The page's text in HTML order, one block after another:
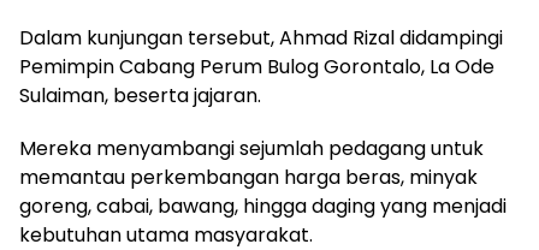
Dalam kunjungan tersebut, Ahmad Rizal didampingi
Pemimpin Cabang Perum Bulog Gorontalo, La Ode
Sulaiman, beserta jajaran.
Mereka menyambangi sejumlah pedagang untuk
memantau perkembangan harga beras, minyak
goreng, cabai, bawang, hingga daging yang menjadi
kebutuhan utama masyarakat.